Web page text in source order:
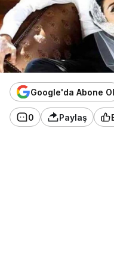
Google'da Abone Ol
0 Paylaş